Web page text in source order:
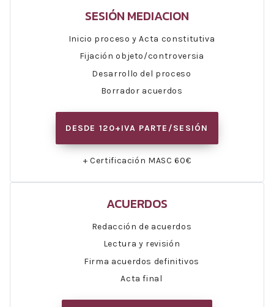
SESIÓN MEDIACION
Inicio proceso y Acta constitutiva
Fijación objeto/controversia
Desarrollo del proceso
Borrador acuerdos
DESDE 120+IVA PARTE/SESIÓN
+ Certificación MASC 60€
ACUERDOS
Redacción de acuerdos
Lectura y revisión
Firma acuerdos definitivos
Acta final